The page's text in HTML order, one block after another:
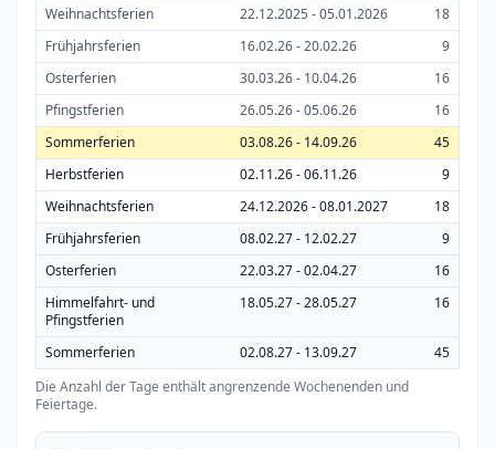
Weihnachtsferien
22.12.2025 - 05.01.2026
18
Frühjahrsferien
16.02.26 - 20.02.26
9
Osterferien
30.03.26 - 10.04.26
16
Pfingstferien
26.05.26 - 05.06.26
16
Sommerferien
03.08.26 - 14.09.26
45
Herbstferien
02.11.26 - 06.11.26
9
Weihnachtsferien
24.12.2026 - 08.01.2027
18
Frühjahrsferien
08.02.27 - 12.02.27
9
Osterferien
22.03.27 - 02.04.27
16
Himmelfahrt- und
Pfingstferien
18.05.27 - 28.05.27 16
Sommerferien 02.08.27 - 13.09.27
45
Die Anzahl der Tage enthält angrenzende Wochenenden und
Feiertage.